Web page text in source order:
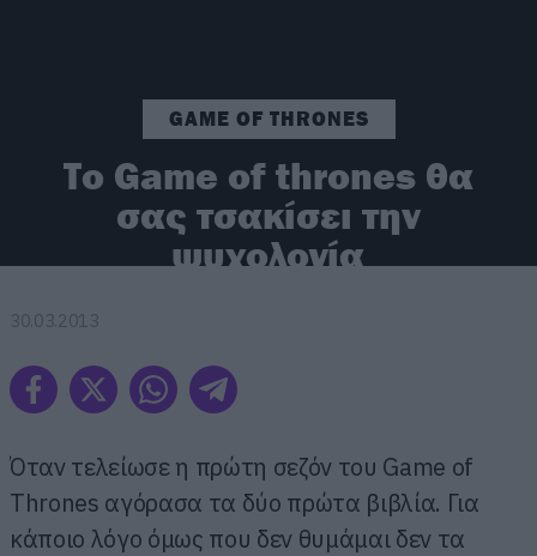
GAME OF THRONES
Το Game of thrones θα
σας τσακίσει την
ψυχολογία
30.03.2013
Όταν τελείωσε η πρώτη σεζόν του Game of
Thrones αγόρασα τα δύο πρώτα βιβλία. Για
κάποιο λόγο όμως που δεν θυμάμαι δεν τα